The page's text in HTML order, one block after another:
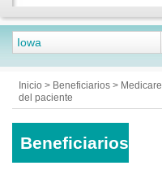
Iowa
Inicio > Beneficiarios > Medicare
del paciente
Beneficiarios